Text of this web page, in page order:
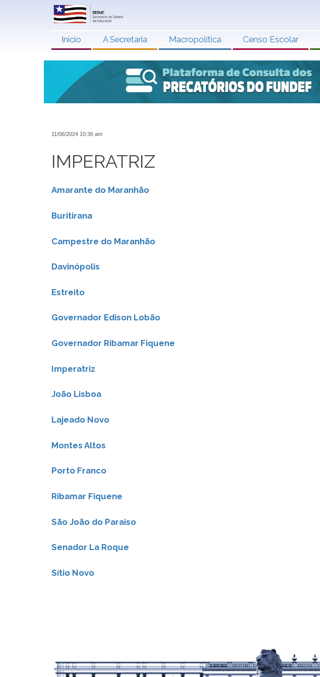
Início A Secretaria Macropolítica Censo Escolar
11/06/2024 10:36 am
IMPERATRIZ
Amarante do Maranhão
Buritirana
Campestre do Maranhão
Davinópolis
Estreito
Governador Edison Lobão
Governador Ribamar Fiquene
Imperatriz
João Lisboa
Lajeado Novo
Montes Altos
Porto Franco
Ribamar Fiquene
São João do Paraiso
Senador La Roque
Sítio Novo